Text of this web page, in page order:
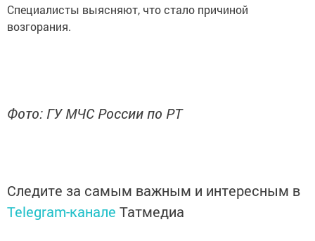
Специалисты выясняют, что стало причиной
возгорания.
Фото: ГУ МЧС России по РТ
Следите за самым важным и интересным в
Telegram-канале Татмедиа